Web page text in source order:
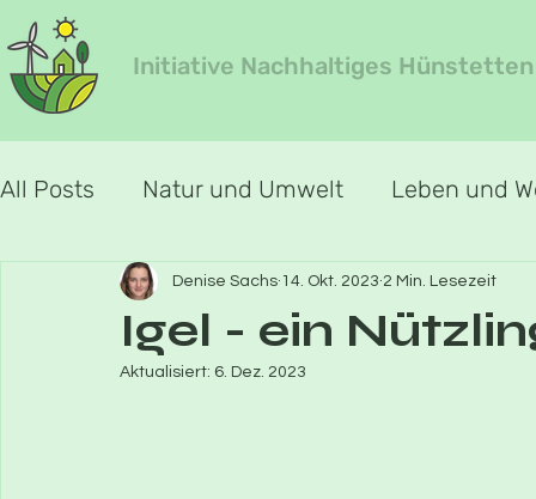
Initiative Nachhaltiges Hünstetten
All Posts Natur und Umwelt Leben und
Jahreszeiten-Special Jahreszeit Frühling
Igel - ein
Denise Sachs 14. Okt. 2023 2 Min. Lesezeit
Aktualisiert: 6. Dez. 2023